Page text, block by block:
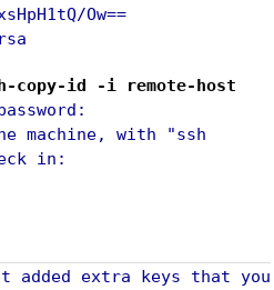
Ow==
copy-id -i remote-host
machine, with "ssh
in:
added extra keys that you